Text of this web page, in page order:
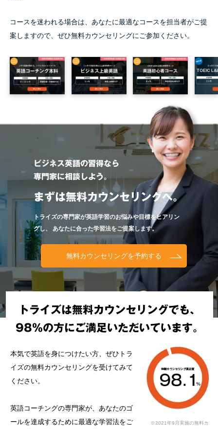
コースを迷われる場合は、あなたに最適なコースを担当者がご提
案しますので、ぜひ無料カウンセリングにご参加ください。
ビジネス英語の習得なら
専門家に相談しよう。
まずは無料カウンセリングへ。
トライズの専門家が英語学習のお悩みや目標をヒアリン
グし、
あなたに合った学習法をご提案します。
無料カウンセリングを予約する
トライズは無料カウンセリングでも、
98%の方にご満足いただいています。
本気で英語を身につけたい方、ぜひトラ
イズの無料カウンセリングを受けてみて
ください。
英語コーチングの専門家が、あなたのゴ
ールを達成するために最適な学習法をご
※2021年9月実施の無料カ